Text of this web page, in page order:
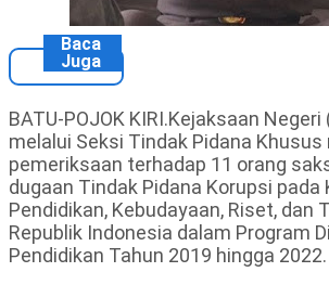
Baca
Juga
BATU-POJOK KIRI.Kejaksaan
melalui Seksi Tindak Pidana
pemeriksaan terhadap 11 orang
dugaan Tindak Pidana Korupsi pada
Pendidikan, Kebudayaan, Riset, dan
Republik Indonesia dalam Program
Pendidikan Tahun 2019 hingga 2022.